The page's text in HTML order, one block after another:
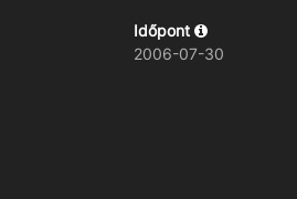
Időpont
2006-07-30